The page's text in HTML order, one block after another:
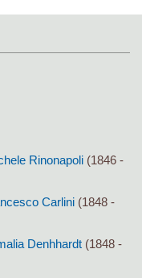
Rinonapoli (1846 -
Carlini (1848 -
Denhhardt (1848 -